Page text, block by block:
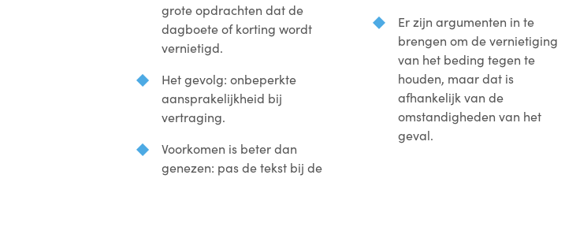
grote opdrachten dat de
dagboete of korting wordt
vernietigd.
Het gevolg: onbeperkte
aansprakelijkheid bij
vertraging.
Voorkomen is beter dan
genezen: pas de tekst bij de
Er zijn argumenten in te
brengen om de vernietiging
van het beding tegen te
houden, maar dat is
afhankelijk van de
omstandigheden van het
geval.